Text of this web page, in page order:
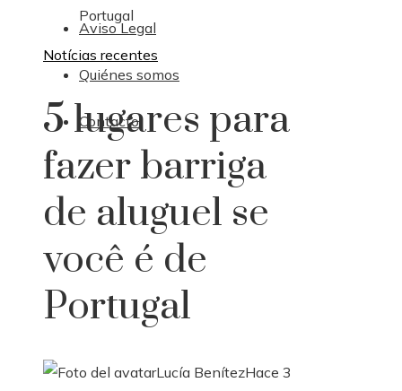
Aviso Legal
Quiénes somos
Contacto
Portugal
Notícias recentes
5 lugares para
fazer barriga
de aluguel se
você é de
Portugal
Lucía BenítezHace 3